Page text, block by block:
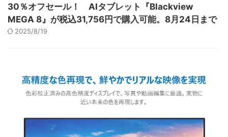
30％オフセール！ AIタブレット『Blackview
MEGA 8』が税込31,756円で購入可能。8月24日まで
2025/8/19